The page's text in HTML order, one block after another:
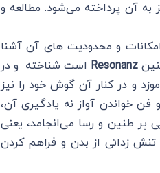
آن پرداخته می‌شود. مطالعه و
امکانات و محدودیت های آن آشنا
Resonanz است شناخته و در
و در کنار آن گوش خود را نیز
خواندن آواز نه یادگیری آن،
پر طنین و رسا می‌انجامد، یعنی
زدائی از بدن و فراهم کردن